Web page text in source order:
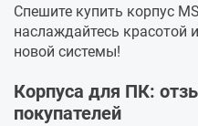
Спешите купить корпус
наслаждайтесь красотой
новой системы!
Корпуса для ПК:
покупателей